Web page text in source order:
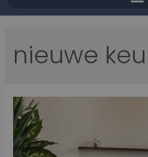
nieuwe